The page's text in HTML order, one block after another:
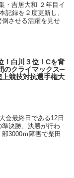
・吉居大和 ２年目イ
記録を２度更新し、
させる活躍を見せ
！白川３位！Cを背
のクライマックス─
競技対抗選手権大
会最終日である12日
決勝、決勝が行わ
3000ｍ障害で柴田